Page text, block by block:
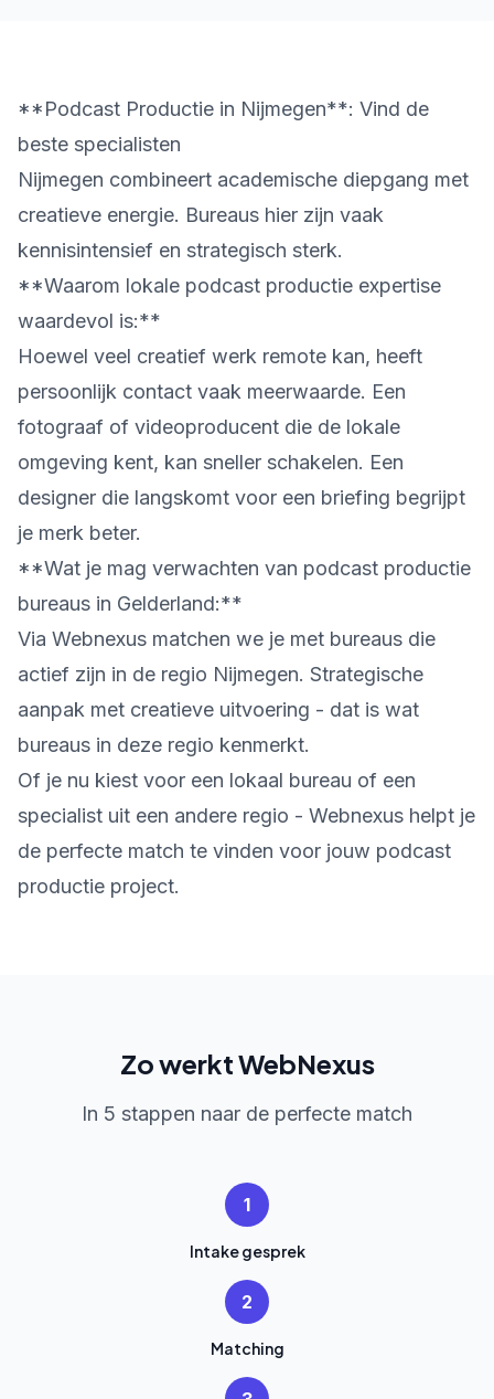
**Podcast Productie in Nijmegen**: Vind de
beste specialisten
Nijmegen combineert academische diepgang met
creatieve energie. Bureaus hier zijn vaak
kennisintensief en strategisch sterk.
**Waarom lokale podcast productie expertise
waardevol is:**
Hoewel veel creatief werk remote kan, heeft
persoonlijk contact vaak meerwaarde. Een
fotograaf of videoproducent die de lokale
omgeving kent, kan sneller schakelen. Een
designer die langskomt voor een briefing begrijpt
je merk beter.
**Wat je mag verwachten van podcast productie
bureaus in Gelderland:**
Via Webnexus matchen we je met bureaus die
actief zijn in de regio Nijmegen. Strategische
aanpak met creatieve uitvoering - dat is wat
bureaus in deze regio kenmerkt.
Of je nu kiest voor een lokaal bureau of een
specialist uit een andere regio - Webnexus helpt je
de perfecte match te vinden voor jouw podcast
productie project.
Zo werkt WebNexus
In 5 stappen naar de perfecte match
1
Intake gesprek
2
Matching